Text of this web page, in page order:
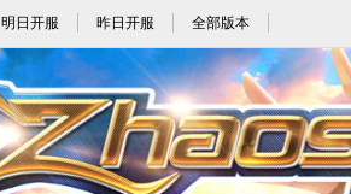
明日开服 昨日开服 全部版本